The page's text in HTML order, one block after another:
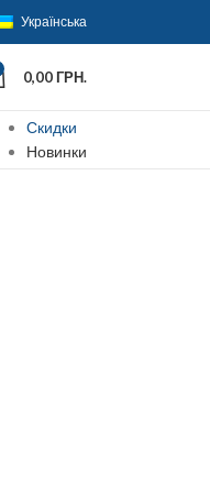
Українська
0,00ГРН.
Скидки
Новинки